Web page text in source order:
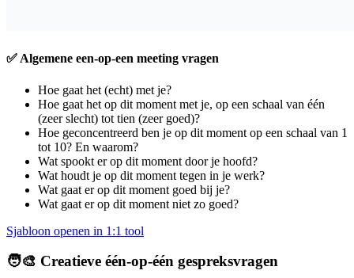
✅ Algemene een-op-een meeting vragen
Hoe gaat het (echt) met je?
Hoe gaat het op dit moment met je, op een schaal van één
(zeer slecht) tot tien (zeer goed)?
Hoe geconcentreerd ben je op dit moment op een schaal van 1
tot 10? En waarom?
Wat spookt er op dit moment door je hoofd?
Wat houdt je op dit moment tegen in je werk?
Wat gaat er op dit moment goed bij je?
Wat gaat er op dit moment niet zo goed?
Sjabloon openen in 1:1 tool
🧑‍🎨 Creatieve één-op-één gespreksvragen